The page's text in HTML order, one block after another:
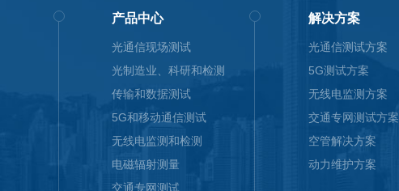
产品中心
光通信现场测试
光制造业、科研和检测
传输和数据测试
5G和移动通信测试
无线电监测和检测
电磁辐射测量
交通专网测试
解决方案
光通信测试方案
5G测试方案
无线电监测方案
交通专网测试方案
空管解决方案
动力维护方案